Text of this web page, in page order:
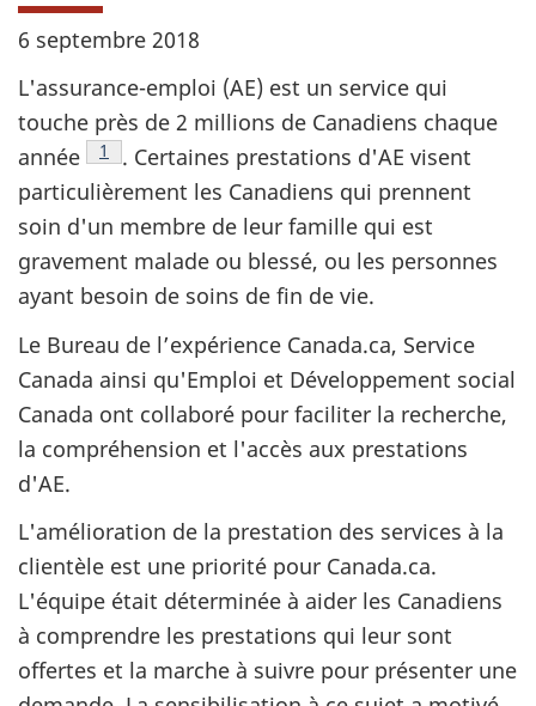
6 septembre 2018
L'assurance-emploi (AE) est un service qui
touche près de 2 millions de Canadiens chaque
année
Note de bas de page
1 . Certaines prestations d'AE visent
particulièrement les Canadiens qui prennent
soin d'un membre de leur famille qui est
gravement malade ou blessé, ou les personnes
ayant besoin de soins de fin de vie.
Le Bureau de l’expérience Canada.ca, Service
Canada ainsi qu'Emploi et Développement social
Canada ont collaboré pour faciliter la recherche,
la compréhension et l'accès aux prestations
d'AE.
L'amélioration de la prestation des services à la
clientèle est une priorité pour Canada.ca.
L'équipe était déterminée à aider les Canadiens
à comprendre les prestations qui leur sont
offertes et la marche à suivre pour présenter une